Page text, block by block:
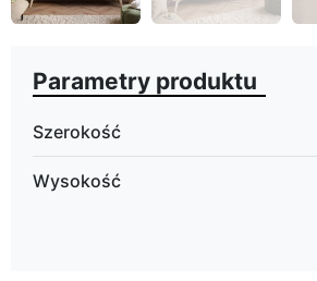
Parametry produktu
Szerokość
Wysokość